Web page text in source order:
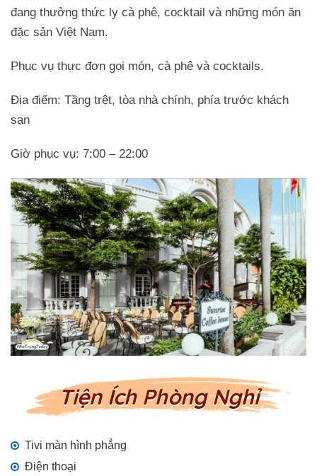
đang thưởng thức ly cà phê, cocktail và những món ăn
đặc sản Việt Nam.
Phục vụ thực đơn gọi món, cà phê và cocktails.
Địa điểm: Tầng trệt, tòa nhà chính, phía trước khách
sạn
Giờ phục vụ: 7:00 – 22:00
Tiện Ích Phòng Nghỉ
Tivi màn hình phẳng
Điện thoại